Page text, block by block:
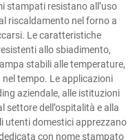
stampati resistano all’uso
riscaldamento nel forno a
Le caratteristiche
allo sbiadimento,
stabili alle temperature,
tempo. Le applicazioni
aziendale, alle istituzioni
settore dell’ospitalità e alla
utenti domestici apprezzano
con nome stampato